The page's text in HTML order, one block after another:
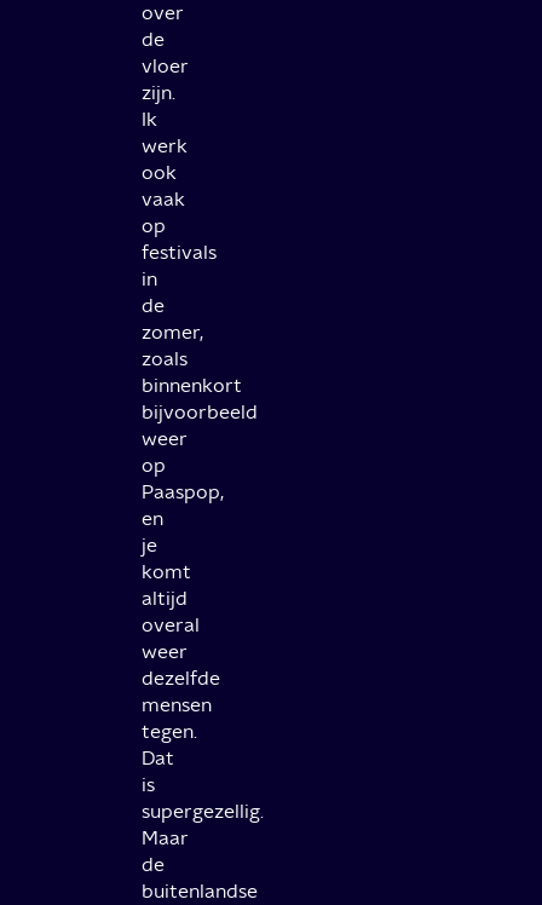
over
de
vloer
zijn.
Ik
werk
ook
vaak
op
festivals
in
de
zomer,
zoals
binnenkort
bijvoorbeeld
weer
op
Paaspop,
en
je
komt
altijd
overal
weer
dezelfde
mensen
tegen.
Dat
is
supergezellig.
Maar
de
buitenlandse